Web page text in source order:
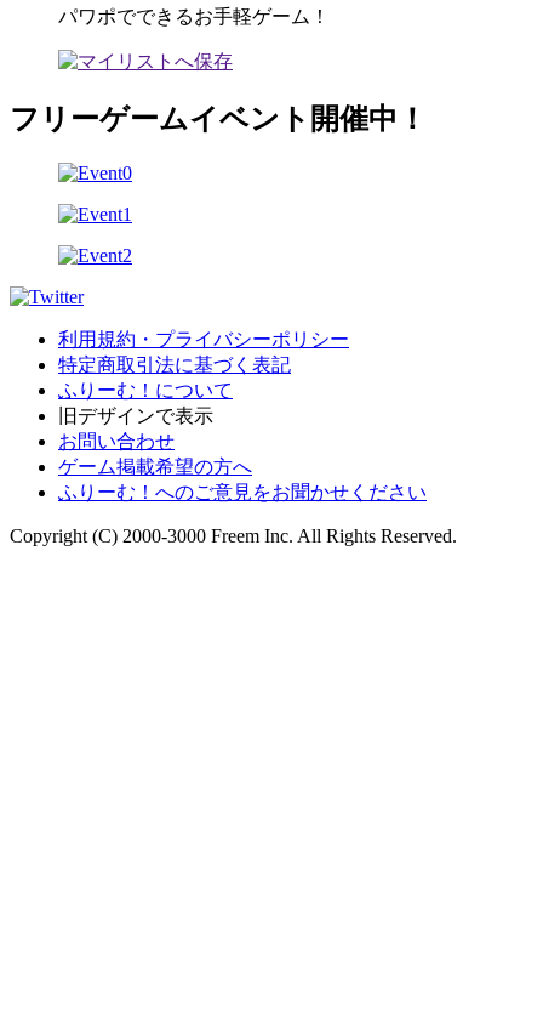
パワポでできるお手軽ゲーム！
フリーゲームイベント開催中！
利用規約・プライバシーポリシー
特定商取引法に基づく表記
ふりーむ！について
旧デザインで表示
お問い合わせ
ゲーム掲載希望の方へ
ふりーむ！へのご意見をお聞かせください
Copyright (C) 2000-3000 Freem Inc. All Rights Reserved.